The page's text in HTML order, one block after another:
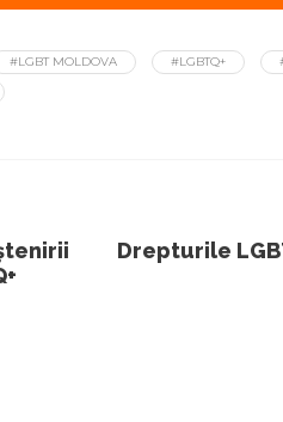
#LGBT MOLDOVA #LGBTQ+
Drepturile